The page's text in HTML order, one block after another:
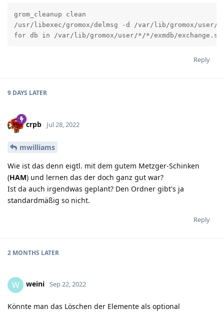
grom_cleanup clean
/usr/libexec/gromox/delmsg -d /var/lib/gromox/
for db in /var/lib/gromox/user/*/*/exmdb/
Reply
9 DAYS LATER
crpb Jul 28, 2022
mwilliams
Wie ist das denn eigtl. mit dem gutem Metzger-Schinken
(HAM) und lernen das der doch ganz gut war?
Ist da auch irgendwas geplant? Den Ordner gibt's ja
standardmäßig so nicht.
Reply
2 MONTHS LATER
W weini Sep 22, 2022
Könnte man das Löschen der Elemente als optional